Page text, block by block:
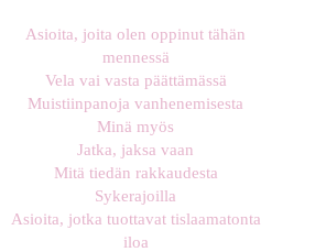
Asioita, joita olen oppinut tähän
mennessä
Vela vai vasta päättämässä
Muistiinpanoja vanhenemisesta
Minä myös
Jatka, jaksa vaan
Mitä tiedän rakkaudesta
Sykerajoilla
Asioita, jotka tuottavat tislaamatonta
iloa